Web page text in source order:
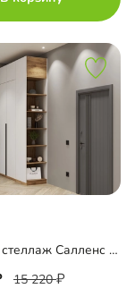
Торцевой стеллаж Салленс с полками и антресолью
15 220